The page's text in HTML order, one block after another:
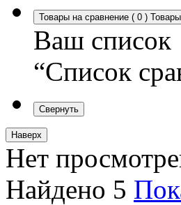
Товары на сравнение ( 0 )
Ваш список
“Список
Свернуть
Наверх
Нет
Найдено 5